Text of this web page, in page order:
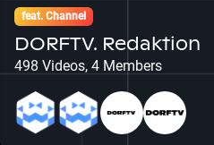
feat. Channel
DORFTV. Redaktion
498 Videos, 4 Members